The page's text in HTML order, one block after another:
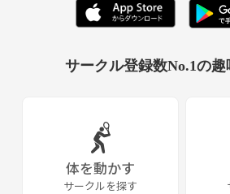
サークル登録数No.1の趣
体を動かす
サークルを探す